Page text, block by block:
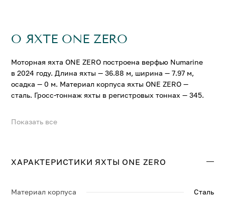
О ЯХТЕ ONE ZERO
Моторная яхта ONE ZERO построена верфью Numarine
в 2024 году. Длина яхты — 36.88 м, ширина — 7.97 м,
осадка — 0 м. Материал корпуса яхты ONE ZERO —
сталь. Гросс-тоннаж яхты в регистровых тоннах — 345.
На яхте ONE ZERO можно разместить до 12 гостей в 6
Свяжитесь с нами, и мы вышлем больше информации
Показать все
ХАРАКТЕРИСТИКИ ЯХТЫ ONE ZERO
Материал корпуса Сталь